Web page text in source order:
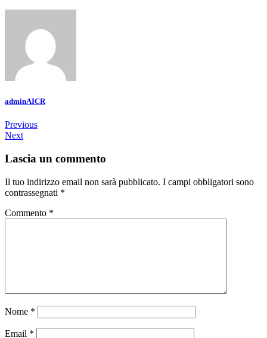
adminAICR
Previous
Next
Lascia un commento
Il tuo indirizzo email non sarà pubblicato. I campi obbligatori sono
contrassegnati *
Commento *
Nome *
Email *